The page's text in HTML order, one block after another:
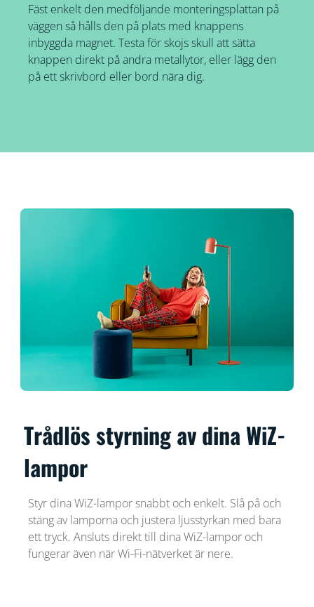
Fäst enkelt den medföljande monteringsplattan på
väggen så hålls den på plats med knappens
inbyggda magnet. Testa för skojs skull att sätta
knappen direkt på andra metallytor, eller lägg den
på ett skrivbord eller bord nära dig.
Trådlös styrning av dina WiZ-
lampor
Styr dina WiZ-lampor snabbt och enkelt. Slå på och
stäng av lamporna och justera ljusstyrkan med bara
ett tryck. Ansluts direkt till dina WiZ-lampor och
fungerar även när Wi-Fi-nätverket är nere.